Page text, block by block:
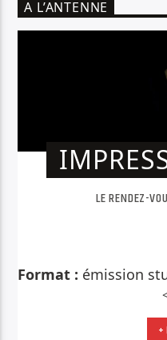
A L’ANTENNE
LE RENDEZ-
Format : émission
+